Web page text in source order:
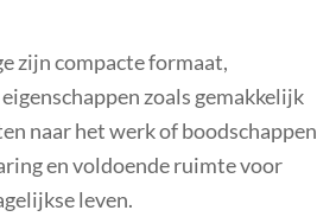
zijn compacte formaat,
zoals gemakkelijk
naar het werk of boodschappen
en voldoende ruimte voor
leven.